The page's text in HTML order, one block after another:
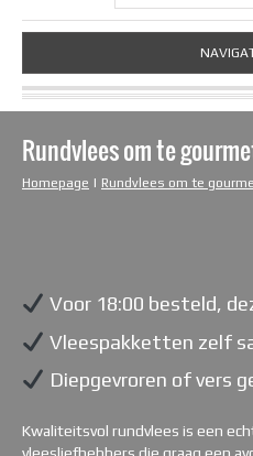
Rundvlees om te
Homepage | Rundvlees om te
Voor 18:00 besteld,
Vleespakketten zelf
Diepgevroren of vers
Kwaliteitsvol rundvlees is een